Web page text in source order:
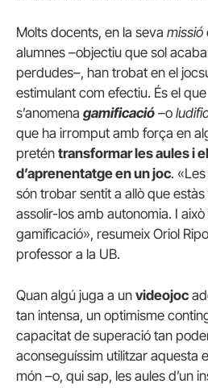
Molts docents, en la seva missió
alumnes –objectiu que sol
perdudes–, han trobat en el
estimulant com efectiu. És el que
s’anomena gamificació –o
que ha irromput amb força en
pretén transformar les aules i
d’aprenentatge en un joc.
són trobar sentit a allò que
assolir-los amb autonomia. I això
gamificació», resumeix Oriol
professor a la UB.
Quan algú juga a un videojoc
tan intensa, un optimisme
capacitat de superació tan
aconseguíssim utilitzar aquesta
món –o, qui sap, les aules d’un